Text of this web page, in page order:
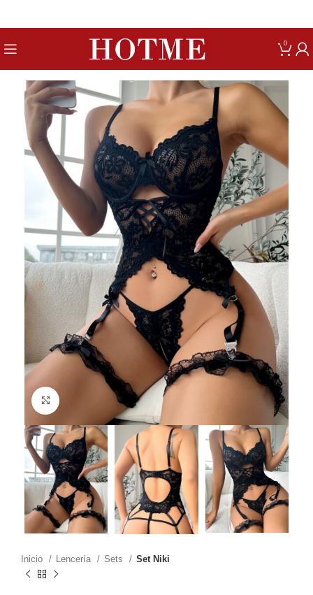
0
Click to enlarge
Inicio Lencería Sets Set Niki